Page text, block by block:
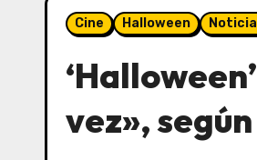
Cine Halloween
vez»,